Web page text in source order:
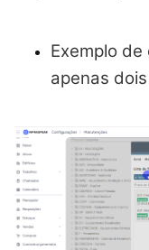
Exemplo
apenas